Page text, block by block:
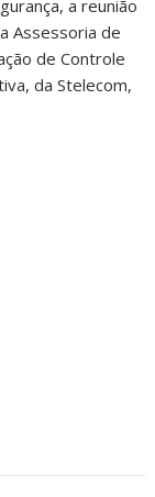
a reunião
Assessoria de
de Controle
da Stelecom,